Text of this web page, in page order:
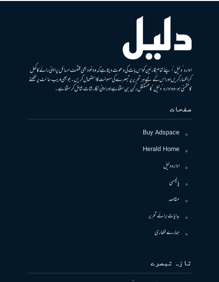
ادارہ ’دلیل‘ اپنے تمام قارئین کو اس بات کی دعوت دیتا ہے کہ وہ خود بھی مختلف مسائل پر اپنی رائے کا کھل
کر اظہار کریں اور اس کے لیے ہر تحریر پر تبصرے کی سہولت کا استعمال کریں۔ جو بھی ویب سائٹ پر لکھنے
کا متمنی ہو، وہ ادارہ ’دلیل‘ کا مستقل رکن بن سکتا ہے اور اپنی نگارشات شامل کرسکتا ہے۔
صفحات
Buy Adspace
Herald Home
ادارہ دلیل
پالیسی
مقاصد
ہدایات برائے تحریر
ہمارے لکھاری
تازہ تبصرے